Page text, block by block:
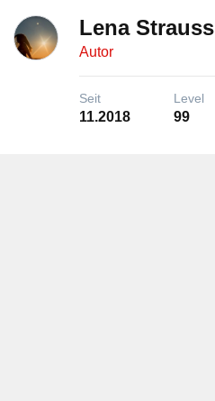
Lena Strauss
Autor
Seit
11.2018
Level
99